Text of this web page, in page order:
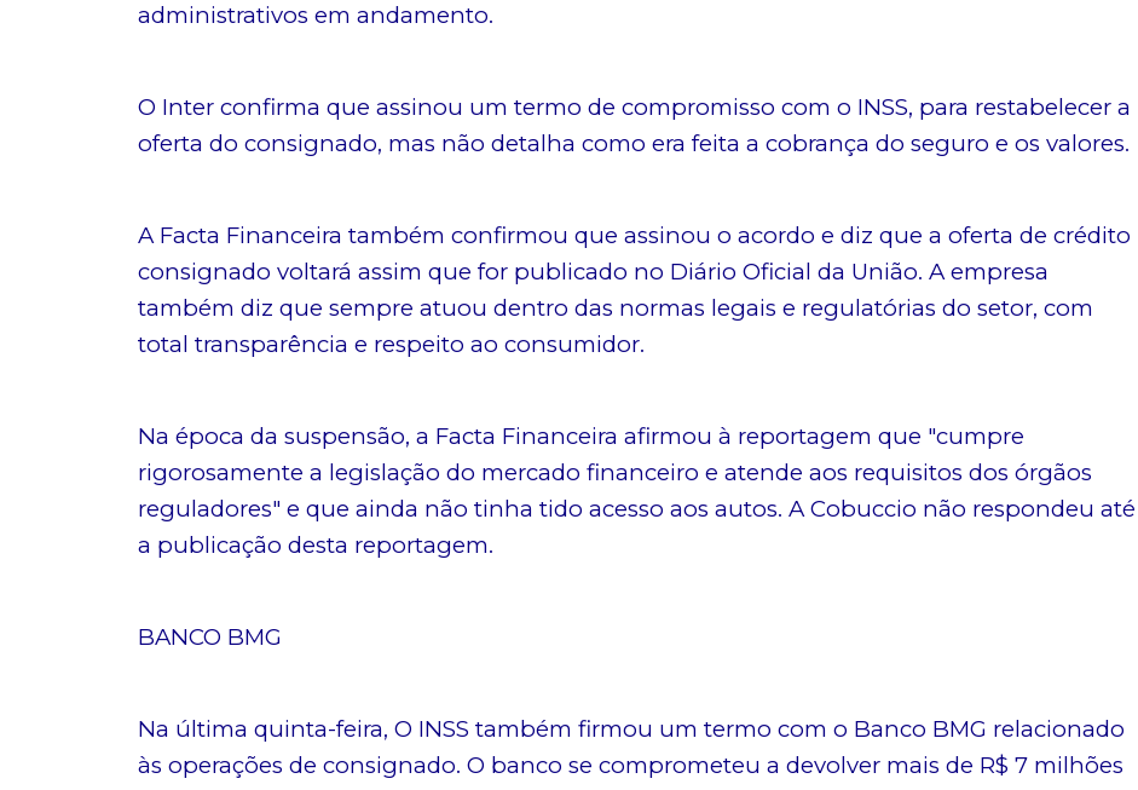
administrativos em andamento.
O Inter confirma que assinou um termo de compromisso com o INSS, para restabelecer a
oferta do consignado, mas não detalha como era feita a cobrança do seguro e os valores.
A Facta Financeira também confirmou que assinou o acordo e diz que a oferta de crédito
consignado voltará assim que for publicado no Diário Oficial da União. A empresa
também diz que sempre atuou dentro das normas legais e regulatórias do setor, com
total transparência e respeito ao consumidor.
Na época da suspensão, a Facta Financeira afirmou à reportagem que "cumpre
rigorosamente a legislação do mercado financeiro e atende aos requisitos dos órgãos
reguladores" e que ainda não tinha tido acesso aos autos. A Cobuccio não respondeu até
a publicação desta reportagem.
BANCO BMG
Na última quinta-feira, O INSS também firmou um termo com o Banco BMG relacionado
às operações de consignado. O banco se comprometeu a devolver mais de R$ 7 milhões